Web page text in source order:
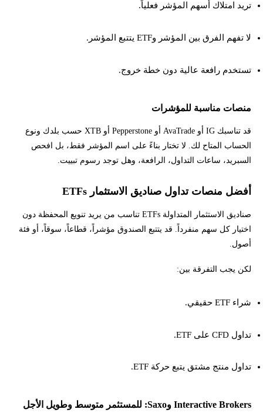
تريد امتلاك أسهم المؤشر فعلياً.
لا تفهم الفرق بين المؤشر وETF يتتبع المؤشر.
تستخدم رافعة عالية دون خطة خروج.
منصات مناسبة للمؤشرات
قد تناسبك IG أو AvaTrade أو Pepperstone أو XTB حسب بلدك ونوع
الحساب المتاح لك. لا تختار بناءً على اسم المؤشر فقط، بل افحص
السبريد، ساعات التداول، الرافعة، وهل توجد رسوم تبييت.
أفضل منصات تداول صناديق الاستثمار ETFs
صناديق الاستثمار المتداولة ETFs تناسب من يريد تنويع المحفظة دون
اختيار كل سهم منفرداً. قد يتتبع الصندوق مؤشراً، قطاعاً، سوقاً، أو فئة
أصول.
لكن يجب التفرقة بين:
شراء ETF حقيقي.
تداول CFD على ETF.
تداول منتج مشتق يتبع حركة ETF.
Interactive Brokers وSaxo: للمستثمر متوسط وطويل الأجل